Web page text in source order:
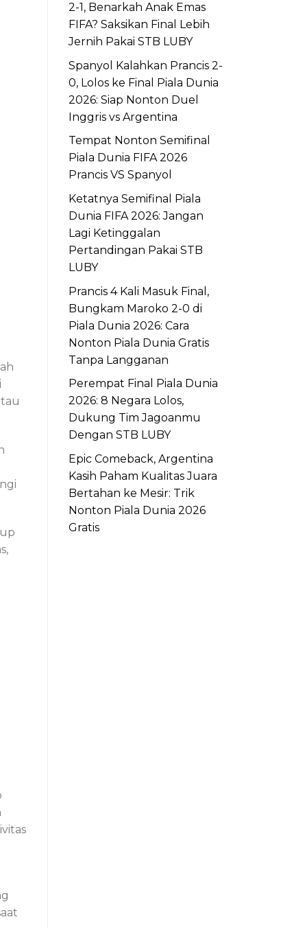
2-1, Benarkah Anak Emas
FIFA? Saksikan Final Lebih
Jernih Pakai STB LUBY
Spanyol Kalahkan Prancis 2-
0, Lolos ke Final Piala Dunia
2026: Siap Nonton Duel
Inggris vs Argentina
Tempat Nonton Semifinal
Piala Dunia FIFA 2026
Prancis VS Spanyol
Ketatnya Semifinal Piala
Dunia FIFA 2026: Jangan
Lagi Ketinggalan
Pertandingan Pakai STB
LUBY
Prancis 4 Kali Masuk Final,
Bungkam Maroko 2-0 di
Piala Dunia 2026: Cara
Nonton Piala Dunia Gratis
Tanpa Langganan
Perempat Final Piala Dunia
2026: 8 Negara Lolos,
Dukung Tim Jagoanmu
Dengan STB LUBY
Epic Comeback, Argentina
Kasih Paham Kualitas Juara
Bertahan ke Mesir: Trik
Nonton Piala Dunia 2026
Gratis